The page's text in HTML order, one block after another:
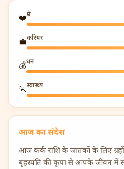
❤️प्रेम
💼करियर
💰धन
🏃स्वास्थ्य
आज का संदेश
आज कर्क राशि के जातकों के लिए
बृहस्पति की कृपा से आपके जीवन में